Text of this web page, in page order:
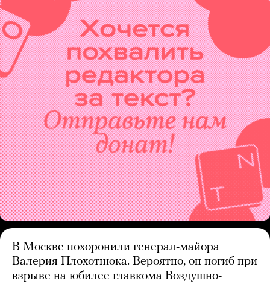
В Москве похоронили генерал-майора
Валерия Плохотнюка. Вероятно, он погиб при
взрыве на юбилее главкома Воздушно-